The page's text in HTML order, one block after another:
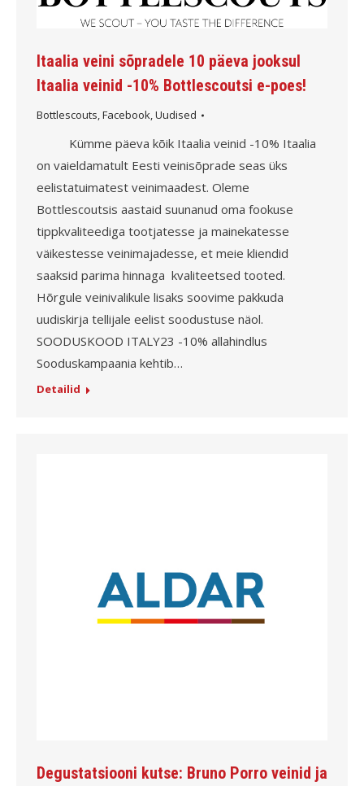
Itaalia veini sõpradele 10 päeva jooksul
Itaalia veinid -10% Bottlescoutsi e-poes!
Bottlescouts,Facebook,Uudised
Kümme päeva kõik Itaalia veinid -10% Itaalia
on vaieldamatult Eesti veinisõprade seas üks
eelistatuimatest veinimaadest. Oleme
Bottlescoutsis aastaid suunanud oma fookuse
tippkvaliteediga tootjatesse ja mainekatesse
väikestesse veinimajadesse, et meie kliendid
saaksid parima hinnaga kvaliteetsed tooted. ​​​​​​​
Hõrgule veinivalikule lisaks soovime pakkuda
uudiskirja tellijale eelist soodustuse näol.
SOODUSKOOD ITALY23 -10% allahindlus
Sooduskampaania kehtib…
Detailid
Degustatsiooni kutse: Bruno Porro veinid ja